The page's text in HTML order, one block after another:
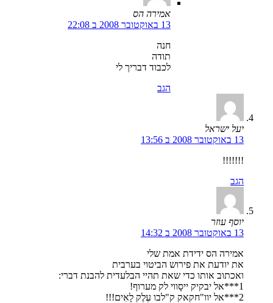
אמירה הס
13 באוקטובר 2008 ב 22:08
חנה
תודה
לכבוד דבריך לי
הגב
יעל ישראל
13 באוקטובר 2008 ב 13:56
!!!!!!!
הגב
יוסף עוזר
13 באוקטובר 2008 ב 14:32
אמירה הס ידידת אמת שלי
את יודעת את פירוש הביטוי בערבית
ואכתוב אותו כדי שאת תהיי הבלעדית להבנת דברי:
1***אל יבקיק ייסָווי לק מערוף!
2***אל יוו"חקאק ק"לבו עְלֶק לָאִים!!!